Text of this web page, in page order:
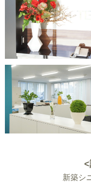
<
新築シ